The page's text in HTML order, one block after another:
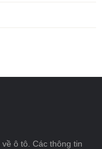
ô tô. Các thông tin